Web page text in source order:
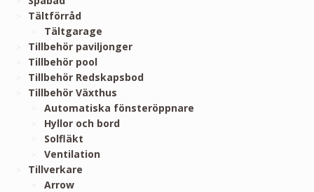
Tältförråd
Tältgarage
Tillbehör paviljonger
Tillbehör pool
Tillbehör Redskapsbod
Tillbehör Växthus
Automatiska fönsteröppnare
Hyllor och bord
Solfläkt
Ventilation
Tillverkare
Arrow